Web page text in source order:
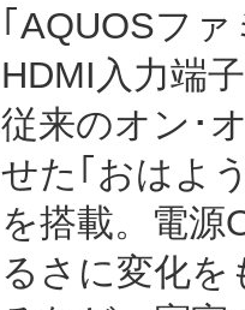
｢AQUOSフ
HDMI入力端
従来のオン･
せた｢おはよ
を搭載。電源
るさに変化を